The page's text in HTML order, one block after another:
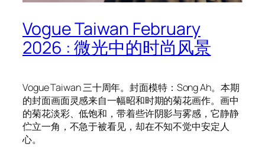
Vogue Taiwan February
2026 : 微光中的时尚风景
Vogue Taiwan 三十周年。封面模特：Song Ah。本期
的封面画面灵感来自一幅昭和时期的菊花画作。画中
的菊花淡彩、低饱和，带着些许阴影与雾感，它静静
伫立一角，不急于被看见，却在不知不觉中安定人
心。